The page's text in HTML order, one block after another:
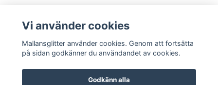
Vi använder cookies
Mallansglitter använder cookies. Genom att fortsätta
på sidan godkänner du användandet av cookies.
Godkänn alla